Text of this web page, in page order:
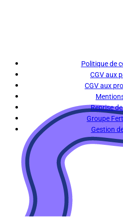
Politique de
CGV aux
CGV aux
Reprise
Groupe
Gestion